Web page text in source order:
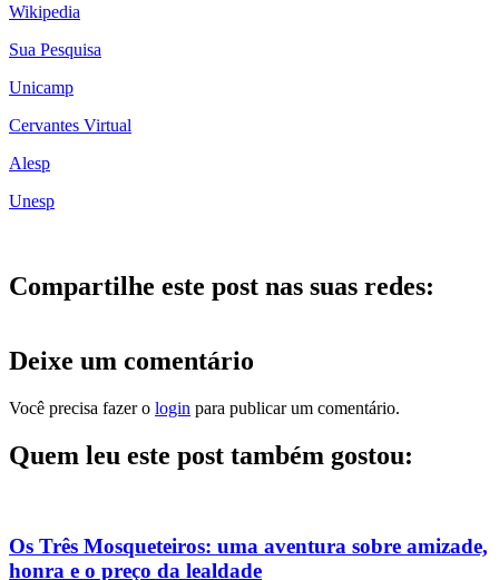
Wikipedia
Sua Pesquisa
Unicamp
Cervantes Virtual
Alesp
Unesp
Compartilhe este post nas suas redes:
Deixe um comentário
Você precisa fazer o login para publicar um comentário.
Quem leu este post também gostou:
Os Três Mosqueteiros: uma aventura sobre amizade,
honra e o preço da lealdade